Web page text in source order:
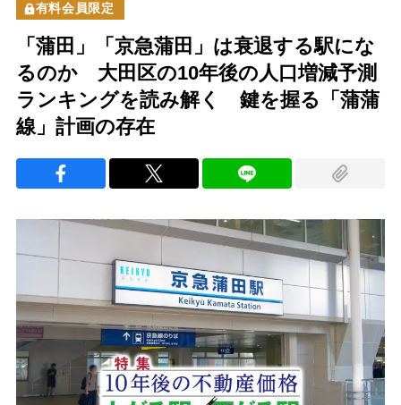
有料会員限定
「蒲田」「京急蒲田」は衰退する駅にな
るのか 大田区の10年後の人口増減予測
ランキングを読み解く 鍵を握る「蒲蒲
線」計画の存在